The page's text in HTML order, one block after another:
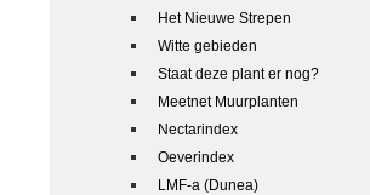
Het Nieuwe Strepen
Witte gebieden
Staat deze plant er nog?
Meetnet Muurplanten
Nectarindex
Oeverindex
LMF-a (Dunea)